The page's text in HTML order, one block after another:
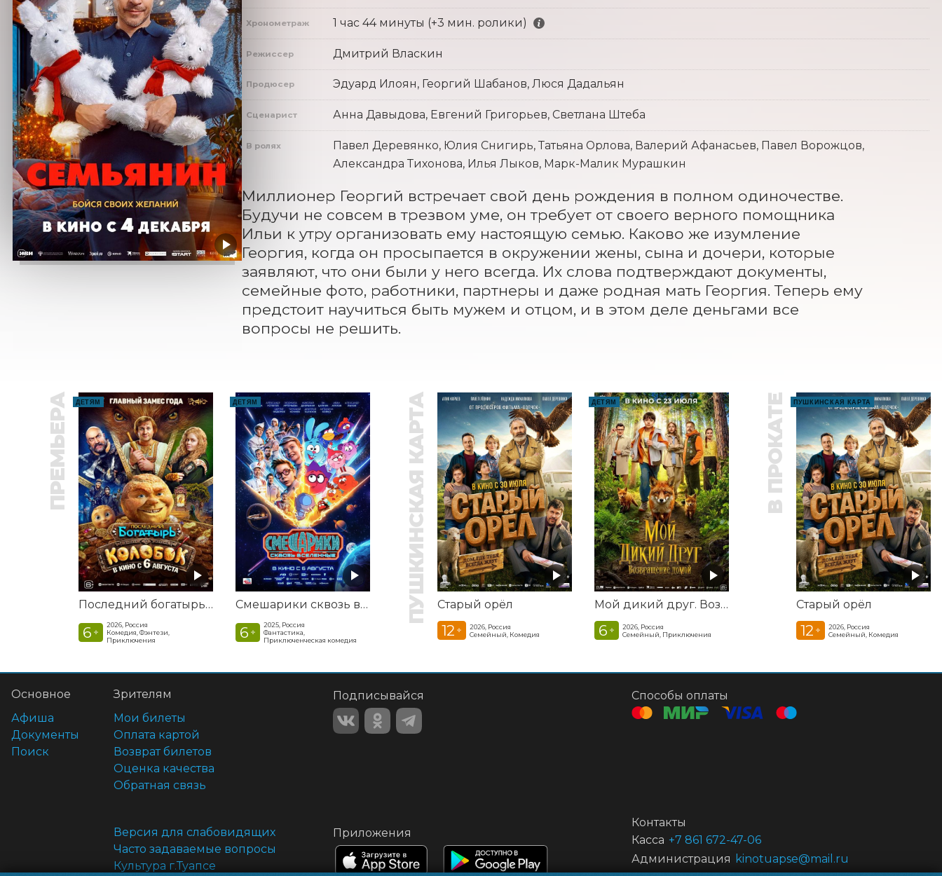
Хронометраж 1 час 44 минуты (+3 мин. ролики)
Режиссер Дмитрий Власкин
Продюсер Эдуард Илоян, Георгий Шабанов, Люся Дадальян
Сценарист Анна Давыдова, Евгений Григорьев, Светлана Штеба
В ролях
Павел Деревянко, Юлия Снигирь, Татьяна Орлова, Валерий Афанасьев, Павел Ворожцов,
Александра Тихонова, Илья Лыков, Марк-Малик Мурашкин
Миллионер Георгий встречает свой день рождения в полном одиночестве.
Будучи не совсем в трезвом уме, он требует от своего верного помощника
Ильи к yтpy организовать ему настоящую семью. Каково же изумление
Георгия, когда он просыпается в окружении жены, сына и дочери, которые
заявляют, что они были у него всегда. Их слова подтверждают документы,
семейные фото, работники, партнеры и даже родная мать Георгия. Теперь ему
предстоит научиться быть мужем и отцом, и в этом деле деньгами все
вопросы не решить.
ПРЕМЬЕРА ДЕТЯМ
Последний богатырь. Колобок
6 +
2026, Россия
Комедия, Фэнтези,
Приключения
ДЕТЯМ
Смешарики сквозь вселенные
6 +
2025, Россия
Фантастика,
Приключенческая комедия
ПУШКИНСКАЯ КАРТА Старый орёл
12 +
2026, Россия
Семейный, Комедия
ДЕТЯМ
Мой дикий друг. Возвращение домой
6 +
2026, Россия
Семейный, Приключения
В ПРОКАТЕ ПУШКИНСКАЯ КАРТА
Старый орёл
12 +
2026, Россия
Семейный, Комедия
Основное
Афиша
Документы
Поиск
Зрителям
Мои билеты
Оплата картой
Возврат билетов
Оценка качества
Обратная связь
Версия для слабовидящих
Часто задаваемые вопросы
Культура г.Туапсе
Подписывайся
Приложения
Способы оплаты
Контакты
Касса +7 861 672-47-06
Администрация kinotuapse@mail.ru